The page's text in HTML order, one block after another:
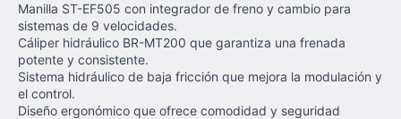
Manilla ST-EF505 con integrador de freno y cambio para
sistemas de 9 velocidades.
Cáliper hidráulico BR-MT200 que garantiza una frenada
potente y consistente.
Sistema hidráulico de baja fricción que mejora la modulación y
el control.
Diseño ergonómico que ofrece comodidad y seguridad